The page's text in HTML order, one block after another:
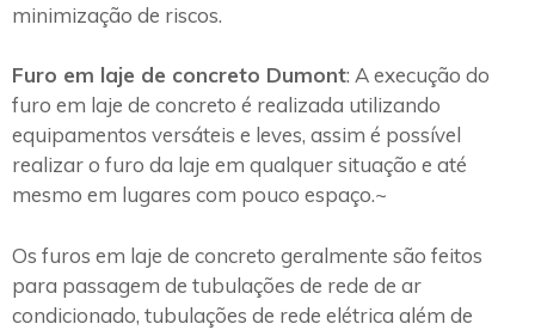
minimização de riscos.
Furo em laje de concreto Dumont: A execução do
furo em laje de concreto é realizada utilizando
equipamentos versáteis e leves, assim é possível
realizar o furo da laje em qualquer situação e até
mesmo em lugares com pouco espaço.~
Os furos em laje de concreto geralmente são feitos
para passagem de tubulações de rede de ar
condicionado, tubulações de rede elétrica além de